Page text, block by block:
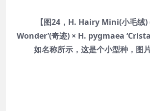
【图24，H. Hairy Mini(小毛绒)
Wonder’(奇迹) × H. pygmaea
如名称所示，这是个小型种，图